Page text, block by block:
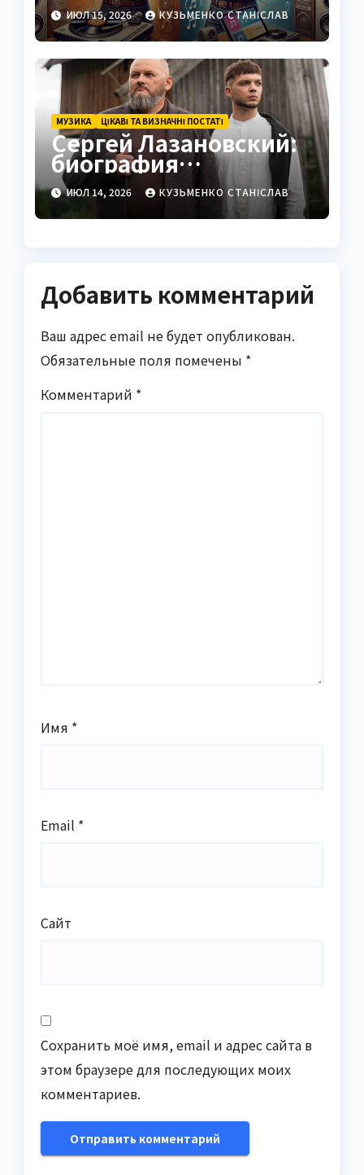
современности
ИЮЛ 15, 2026 КУЗЬМЕНКО СТАНІСЛАВ
МУЗИКА ЦІКАВІ ТА ВИЗНАЧНІ ПОСТАТІ
Сергей Лазановский:
биография
победителя «Голоса
страны» и артиста с
карпатским сердцем
ИЮЛ 14, 2026 КУЗЬМЕНКО СТАНІСЛАВ
Добавить комментарий
Ваш адрес email не будет опубликован.
Обязательные поля помечены *
Комментарий *
Имя *
Email *
Сайт
Сохранить моё имя, email и адрес сайта в
этом браузере для последующих моих
комментариев.